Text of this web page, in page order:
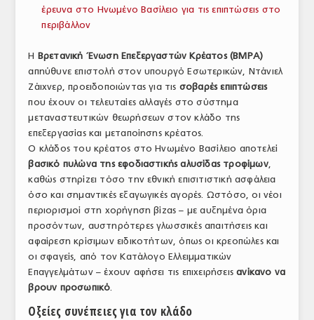
ΕΞΟΠΛΙΣΜΟΣ
ΕΜΠΟΡΙΚΟΙ ΑΝΤΙΠΡΟΣΩΠΟΙ
ΝΟΜΟΘΕΣΙΑ
ΕΛΛΗΝΙΚΗ ΝΟΜΟΘΕΣΙΑ
ΕΥΡΩΠΑΪΚΗ ΝΟΜΟΘΕΣΙΑ
ΤΟ ΠΕΡΙΟΔΙΚΟ
Profile
ΑΡΧΕΙΟ ΤΕΥΧΩΝ
ΣΥΝΕΔΡΙΟ ΚΡΕΑΤΟΣ
έρευνα στο Ηνωμένο Βασίλειο για τις επιπτώσεις στο
περιβάλλον
Η Βρετανική Ένωση Επεξεργαστών Κρέατος (BMPA)
απηύθυνε επιστολή στον υπουργό Εσωτερικών, Ντάνιελ
Ζάιχνερ, προειδοποιώντας για τις σοβαρές επιπτώσεις
που έχουν οι τελευταίες αλλαγές στο σύστημα
μεταναστευτικών θεωρήσεων στον κλάδο της
επεξεργασίας και μεταποίησης κρέατος.
Ο κλάδος του κρέατος στο Ηνωμένο Βασίλειο αποτελεί
βασικό πυλώνα της εφοδιαστικής αλυσίδας τροφίμων,
καθώς στηρίζει τόσο την εθνική επισιτιστική ασφάλεια
όσο και σημαντικές εξαγωγικές αγορές. Ωστόσο, οι νέοι
περιορισμοί στη χορήγηση βίζας – με αυξημένα όρια
προσόντων, αυστηρότερες γλωσσικές απαιτήσεις και
αφαίρεση κρίσιμων ειδικοτήτων, όπως οι κρεοπώλες και
οι σφαγείς, από τον Κατάλογο Ελλειμματικών
Επαγγελμάτων – έχουν αφήσει τις επιχειρήσειςανίκανο να
βρουν προσωπικό.
Οξείες συνέπειες για τον κλάδο